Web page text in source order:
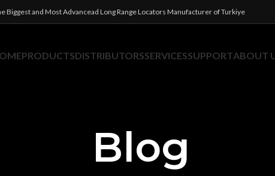
Biggest and Most Advancead Long Range Locators Manufacturer of Turkiye
PRODUCTSDISTRIBUTORSSERVICESSUPPORTABOUT
Blog